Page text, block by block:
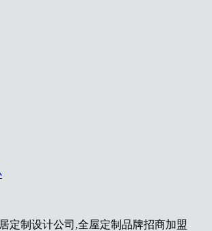
定制设计公司,全屋定制品牌招商加盟